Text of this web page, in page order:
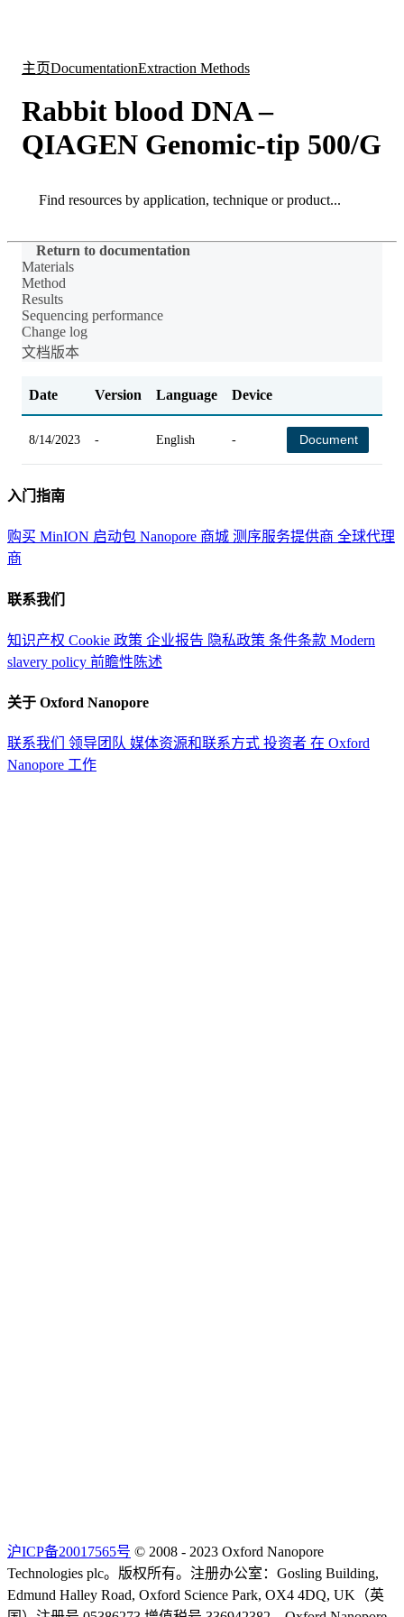
主页DocumentationExtraction Methods
Rabbit blood DNA –
QIAGEN Genomic-tip 500/G
Search
Return to documentation
Materials
Method
Results
Sequencing performance
Change log
文档版本
Date Version Language Device
8/14/2023 - English - Document
入门指南
购买 MinION 启动包 Nanopore 商城 测序服务提供商 全球代理
商
联系我们
知识产权 Cookie 政策 企业报告 隐私政策 条件条款 Modern
slavery policy 前瞻性陈述
关于 Oxford Nanopore
联系我们 领导团队 媒体资源和联系方式 投资者 在 Oxford
Nanopore 工作
沪ICP备20017565号 © 2008 - 2023 Oxford Nanopore
Technologies plc。版权所有。注册办公室：Gosling Building,
Edmund Halley Road, Oxford Science Park, OX4 4DQ, UK（英